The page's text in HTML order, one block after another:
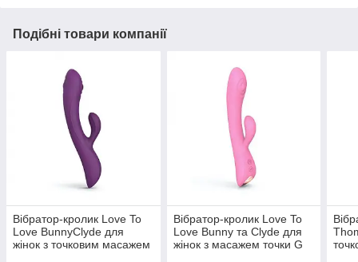
Подібні товари компанії
Вібратор-кролик Love To
Love BunnyClyde для
жінок з точковим масажем
Вібратор-кролик Love To
Love Bunny та Clyde для
жінок з масажем точки G